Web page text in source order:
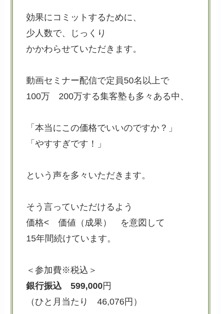
効果にコミットするために、
少人数で、じっくり
かかわらせていただきます。
動画セミナー配信で定員50名以上で
100万 200万する集客塾も多々ある中、
「本当にこの価格でいいのですか？」
「やすすぎです！」
という声を多々いただきます。
そう言っていただけるよう
価格< 価値（成果） を意図して
15年間続けています。
＜参加費※税込＞
銀行振込
599,000円
（ひと月当たり 46,076円）